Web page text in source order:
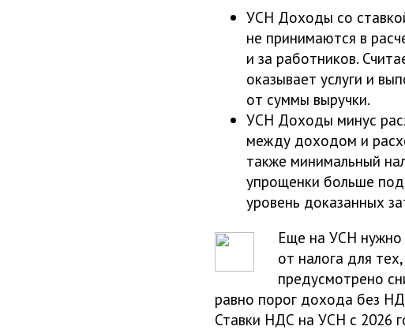
УСН Доходы со
не принимаются в
и за работников.
оказывает услуги и
от суммы выручки.
УСН Доходы минус
между доходом и
также минимальный
упрощенки больше
уровень доказанных
Еще на УСН нужно
от налога для
предусмотрено
равно порог дохода без
Ставки НДС на УСН с 2026